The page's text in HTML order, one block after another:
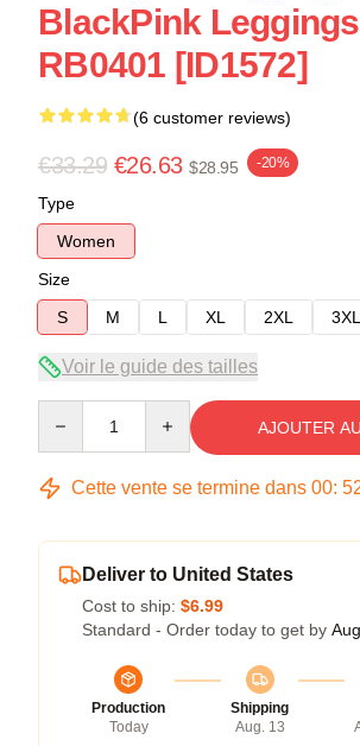
BlackPink Leggings
RB0401 [ID1572]
(6 customer reviews)
€33.29 €26.63 $28.95 -20%
Type
Women
Size
S
M L XL 2XL 3XL
Voir le guide des tailles
AJOUTER
Cette vente se termine dans 00:
Deliver to United States
Cost to ship: $6.99
Standard - Order today to get by
Production
Today
Shipping
Aug. 13